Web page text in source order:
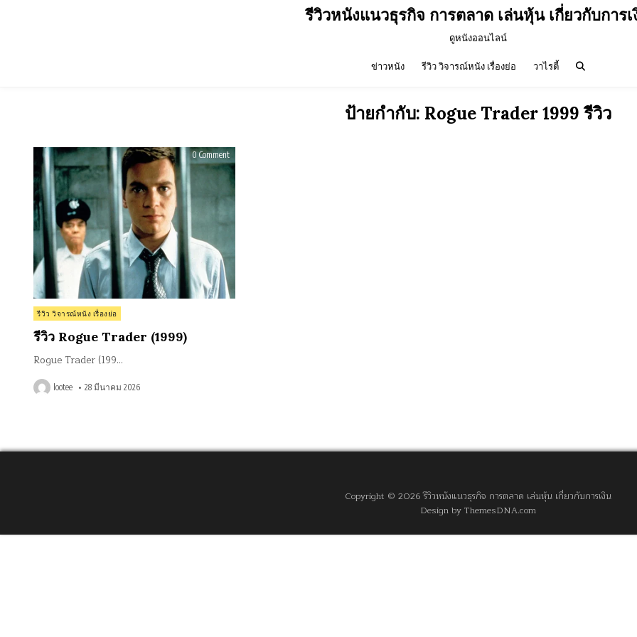
รีวิวหนังแนวธุรกิจ การตลาด เล่นหุ้น เกี่ยวกับการเ
ดูหนังออนไลน์
ข่าวหนัง รีวิว วิจารณ์หนัง เรื่องย่อ วาไรตี้
ป้ายกำกับ: Rogue Trader 1999 รีวิว
0 Commenton
รีวิว
Rogue
Trader
(1999)
Posted
in
รีวิว วิจารณ์หนัง เรื่องย่อ
รีวิว Rogue Trader (1999)
Rogue Trader (199…
lootee 28 มีนาคม 2026
Copyright © 2026 รีวิวหนังแนวธุรกิจ การตลาด เล่นหุ้น เกี่ยวกับการเงิน
Design by ThemesDNA.com